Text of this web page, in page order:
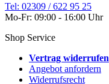
Tel: 02309 / 622 95 25
Mo-Fr: 09:00 - 16:00 Uhr
Shop Service
Vertrag widerrufen
Angebot anfordern
Widerrufsrecht